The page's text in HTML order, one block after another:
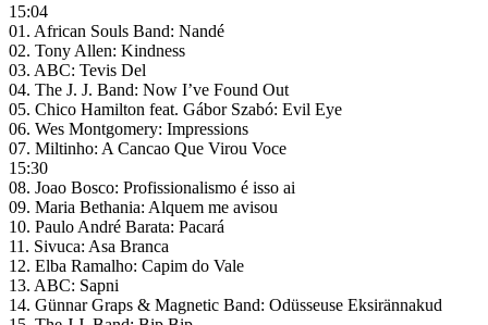
15:04
01. African Souls Band: Nandé
02. Tony Allen: Kindness
03. ABC: Tevis Del
04. The J. J. Band: Now I’ve Found Out
05. Chico Hamilton feat. Gábor Szabó: Evil Eye
06. Wes Montgomery: Impressions
07. Miltinho: A Cancao Que Virou Voce
15:30
08. Joao Bosco: Profissionalismo é isso ai
09. Maria Bethania: Alquem me avisou
10. Paulo André Barata: Pacará
11. Sivuca: Asa Branca
12. Elba Ramalho: Capim do Vale
13. ABC: Sapni
14. Günnar Graps & Magnetic Band: Odüsseuse Eksirännakud